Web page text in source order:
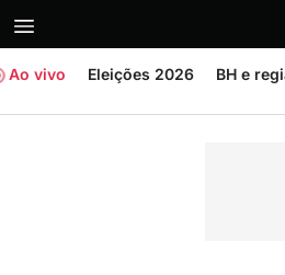
Ao vivo Eleições 2026 BH e